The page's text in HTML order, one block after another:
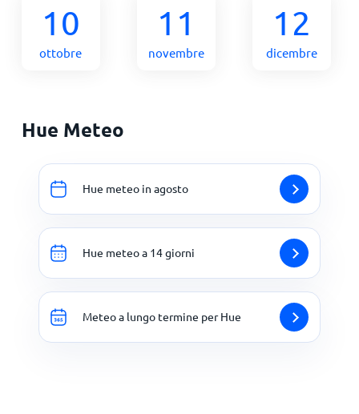
10
ottobre
11
novembre
12
dicembre
Hue Meteo
Hue meteo in agosto
Hue meteo a 14 giorni
Meteo a lungo termine per Hue